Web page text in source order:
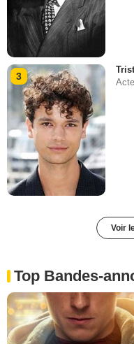
3
Voir
Top Bandes-